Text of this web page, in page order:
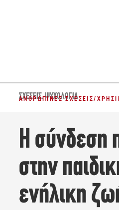
ΣΧΈΣΕΙΣ,ΨΥΧΟΛΟΓΊΑ
ΑΝΘΡΏΠΙΝΕΣ ΣΧΈΣΕΙΣ/
Η σύνδεση
στην
ενήλικη